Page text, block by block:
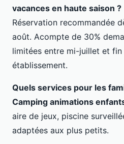
vacances en haute saison ?
Réservation recommandée
août. Acompte de 30%
limitées entre mi-juillet et
établissement.
Quels services pour les
Camping animations
aire de jeux, piscine
adaptées aux plus petits.